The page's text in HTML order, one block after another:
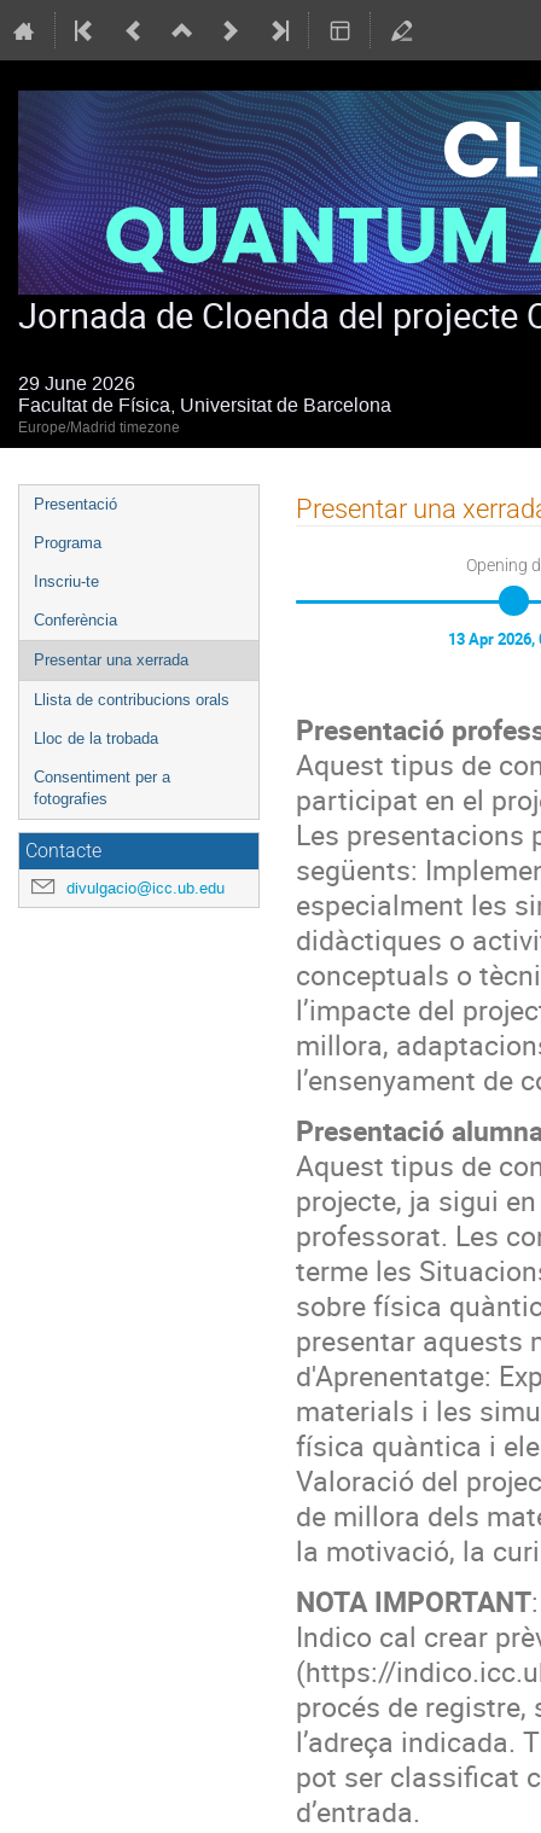
Jornada de Cloenda del projecte
29 June 2026
Facultat de Física, Universitat de Barcelona
Europe/Madrid timezone
Event
menu
Presentació
Programa
Inscriu-te
Conferència
Presentar una xerrada
Llista de contribucions orals
Lloc de la trobada
Consentiment per a
fotografies
Contacte
divulgacio@icc.ub.edu
Presentar una
Opening
13 Apr 2026,
Presentació
Aquest tipus de
participat en el
Les presentacions
següents:
especialment les
didàctiques o
conceptuals o
l’impacte del
millora,
l’ensenyament de
Presentació
Aquest tipus de
projecte, ja sigui
professorat. Les
terme les
sobre física
presentar aquests
d'Aprenentatge:
materials i les
física quàntica i
Valoració del
de millora dels
la motivació, la
NOTA IMPORTANT
Indico cal crear
(https://
procés de registre,
l’adreça indicada.
pot ser classificat
d’entrada.